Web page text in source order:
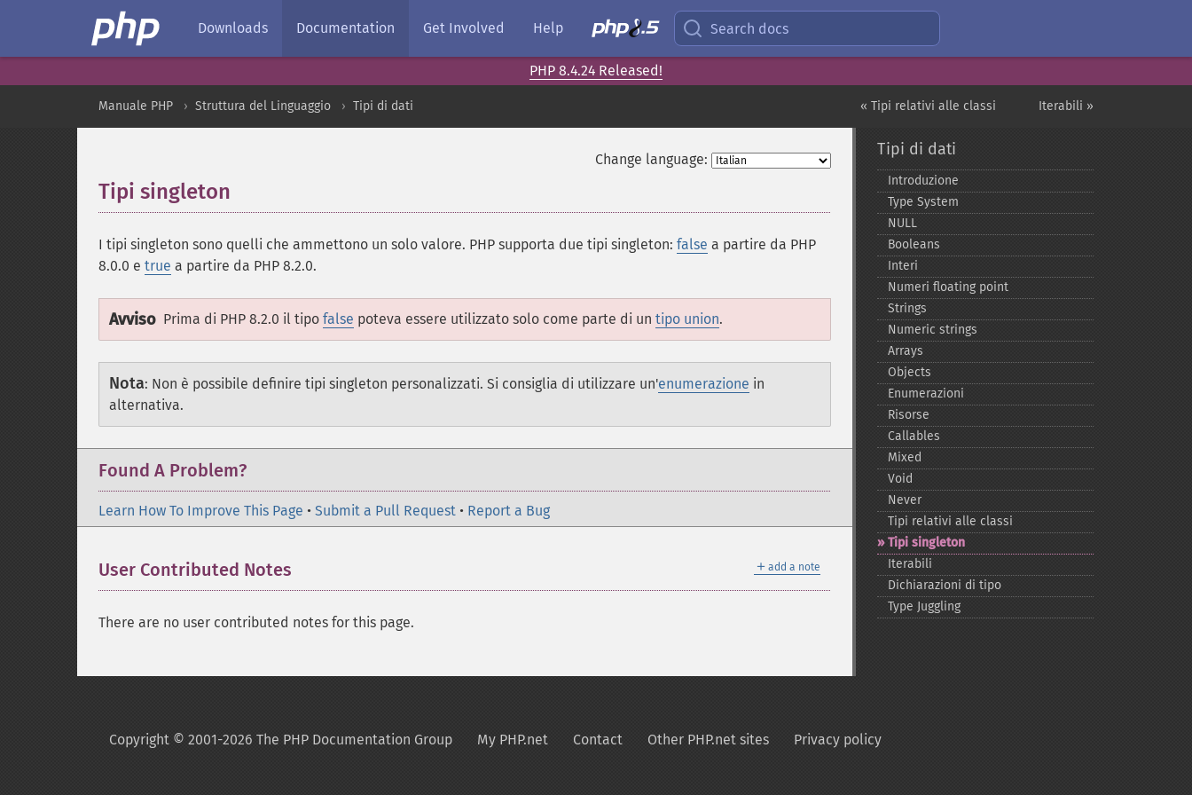
Downloads Documentation Get Involved Help Search docs
PHP 8.4.24 Released!
Iterabili »
« Tipi relativi alle classi
Manuale PHP Struttura del Linguaggio Tipi di dati
Change language:
Tipi singleton
I tipi singleton sono quelli che ammettono un solo valore. PHP supporta due tipi singleton: false a partire da PHP
8.0.0 e true a partire da PHP 8.2.0.
Avviso Prima di PHP 8.2.0 il tipo false poteva essere utilizzato solo come parte di un tipo union.
Nota: Non è possibile definire tipi singleton personalizzati. Si consiglia di utilizzare un'enumerazione in
alternativa.
Found A Problem?
Learn How To Improve This Page • Submit a Pull Request • Report a Bug
＋ add a note
User Contributed Notes
There are no user contributed notes for this page.
Tipi di dati
Introduzione
Type System
NULL
Booleans
Interi
Numeri floating point
Strings
Numeric strings
Arrays
Objects
Enumerazioni
Risorse
Callables
Mixed
Void
Never
Tipi relativi alle classi
Tipi singleton
Iterabili
Dichiarazioni di tipo
Type Juggling
Copyright © 2001-2026 The PHP Documentation Group My PHP.net Contact Other PHP.net sites Privacy policy